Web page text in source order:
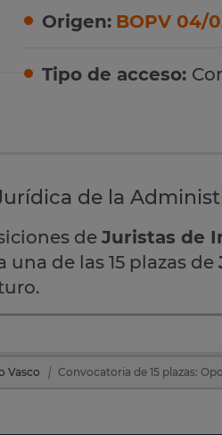
Origen: BOPV 04/
Tipo de acceso:
de la
de Juristas de
una de las 15 plazas de
Vasco Convocatoria de 15 plazas: